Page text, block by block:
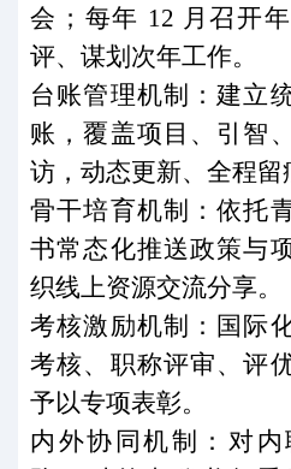
会；每年 12 月召开
评、谋划次年工作。
台账管理机制：建立
账，覆盖项目、引智
访，动态更新、全程留
骨干培育机制：依托
书常态化推送政策与
织线上资源交流分享。
考核激励机制：国际
考核、职称评审、评
予以专项表彰。
内外协同机制：对